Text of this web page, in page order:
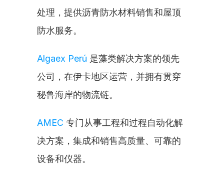
处理，提供沥青防水材料销售和屋顶
防水服务。
Algaex Perú 是藻类解决方案的领先
公司，在伊卡地区运营，并拥有贯穿
秘鲁海岸的物流链。
AMEC 专门从事工程和过程自动化解
决方案，集成和销售高质量、可靠的
设备和仪器。